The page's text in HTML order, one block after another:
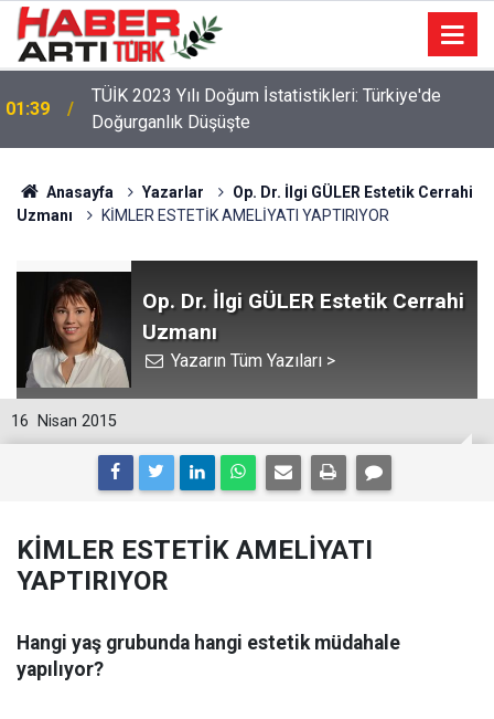
22:47 16 Maddelik Maden Kanunu Teklif Kabul Edildi
Anasayfa Yazarlar
Op. Dr. İlgi GÜLER Estetik Cerrahi
Uzmanı
KİMLER ESTETİK AMELİYATI YAPTIRIYOR
Op. Dr. İlgi GÜLER Estetik Cerrahi
Uzmanı
Yazarın Tüm Yazıları >
16 Nisan 2015
KİMLER ESTETİK AMELİYATI
YAPTIRIYOR
Hangi yaş grubunda hangi estetik müdahale
yapılıyor?